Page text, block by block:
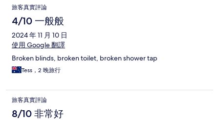
旅客真實評論
4/10 一般般
2024 年 11 月 10 日
使用 Google 翻譯
Broken blinds, broken toilet, broken shower tap
Tess，2 晚旅行
旅客真實評論
8/10 非常好